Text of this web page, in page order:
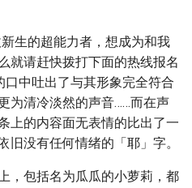
生的超能力者，想成为和我
就请赶快拨打下面的热线报名
中吐出了与其形象完全符合
为清冷淡然的声音……而在声
上的内容面无表情的比出了一
旧没有任何情绪的「耶」字。
，包括名为瓜瓜的小萝莉，都